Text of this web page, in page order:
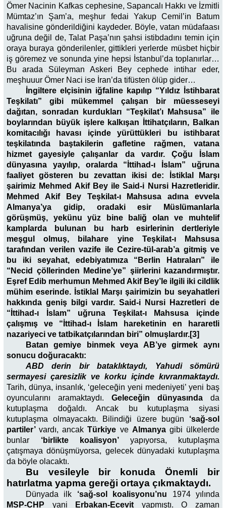
Ömer Nacinin Kafkas cephesine, Sapancalı Hakkı ve İzmitli
Mümtaz’ın Şam’a, meşhur fedai Yakup Cemil’in Batum
havalisine gönderildiğini kaydeder. Böyle, vatan müdafaası
uğruna değil de, Talat Paşa’nın şahsi istibdadını temin için
oraya buraya gönderilenler, gittikleri yerlerde müsbet hiçbir
iş göremez ve sonunda yine hepsi İstanbul’da toplanırlar…
Bu arada Süleyman Askeri Bey cephede intihar eder,
meşhuuur Ömer Naci ise İran’da tifüsten ölüp gider…
İngiltere elçisinin iğfaline kapılıp “Yıldız İstihbarat
Teşkilatı” gibi mükemmel çalışan bir müesseseyi
dağıtan, sonradan kurdukları “Teşkilat’ı Mahsusa” ile
boylarından büyük işlere kalkışan İttihatçıların, Balkan
komitacılığı havası içinde yürüttükleri bu istihbarat
teşkilatında baştakilerin gafletine rağmen, vatana
hizmet gayesiyle çalışanlar da vardır. Çoğu İslam
dünyasına yayılıp, oralarda “İttihad-ı İslam” uğruna
faaliyet gösteren bu zevattan ikisi de: İstiklal Marşı
şairimiz Mehmed Akif Bey ile Said-i Nursi Hazretleridir.
Mehmed Akif Bey Teşkilat-ı Mahsusa adına evvela
Almanya’ya gidip, oradaki esir Müslümanlarla
görüşmüş, yekünu yüz bine baliğ olan ve muhtelif
kamplarda bulunan bu harb esirlerinin dertleriyle
meşgul olmuş, bilahare yine Teşkilat-ı Mahsusa
tarafından verilen vazife ile Cezire-tül-arab’a gitmiş ve
bu iki seyahat, edebiyatımıza “Berlin Hatıraları” ile
“Necid çöllerinden Medine’ye” şiirlerini kazandırmıştır.
Eşref Edib merhumun Mehmed Akif Bey’le ilgili iki cildlik
mühim eserinde. İstiklal Marşı şairimizin bu seyahatleri
hakkında geniş bilgi vardır. Said-i Nursi Hazretleri de
“İttihad-ı İslam” uğruna Teşkilat-ı Mahsusa içinde
çalışmış ve “İttihad-ı İslam hareketinin en hararetli
nazariyeci ve tatbikatçılarından biri” olmuşlardır.[3]
Batan gemiye binmek veya AB’ye girmek aynı
sonucu doğuracaktı:
ABD derin bir bataklıktaydı, Yahudi sömürü
sermayesi çaresizlik ve korku içinde kıvranmaktaydı.
Tarih, dünya, insanlık, ‘geleceğin yeni medeniyeti’ yeni baş
oyuncularını aramaktaydı. Geleceğin dünyasında da
kutuplaşma doğaldı. An­cak bu kutuplaşma siyasi
kutuplaşma olmayacak­tı. Bilindiği üzere bugün ‘sağ-sol
partiler’vardı, ancakTürkiye ve Almanya gibi ülkelerde
bunlar ‘bir­likte koalisyon’ yapıyorsa, kutuplaşma
çatışmaya dönüşmüyorsa, gelecek dünyadaki kutuplaşma
da böyle olacaktı.
Bu vesileyle bir konuda Önemli bir
hatırlatma yap­ma gereği ortaya çıkmaktaydı.
Dünyada ilk ‘sağ-sol koalisyonu’nu 1974 yılında
MSP-CHP yani Erbakan-Ecevit yapmıştı. O zaman